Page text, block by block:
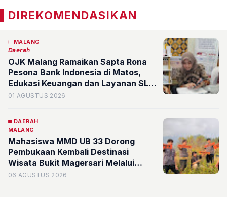
DIREKOMENDASIKAN
MALANG
𝘋𝘢𝘦𝘳𝘢𝘩
OJK Malang Ramaikan Sapta Rona
Pesona Bank Indonesia di Matos,
Edukasi Keuangan dan Layanan SLIK
Disambut Antusias Pengunjung
01 AGUSTUS 2026
DAERAH
MALANG
Mahasiswa MMD UB 33 Dorong
Pembukaan Kembali Destinasi
Wisata Bukit Magersari Melalui
Pemetaan Potensi
06 AGUSTUS 2026